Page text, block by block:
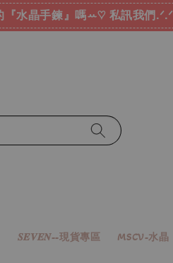
『水晶手鍊』嗎ꕀ♡ 私訊我們.ᐟ.ᐟ
𝑺𝑬𝑽𝑬𝑵--現貨專區 MSCV-水晶